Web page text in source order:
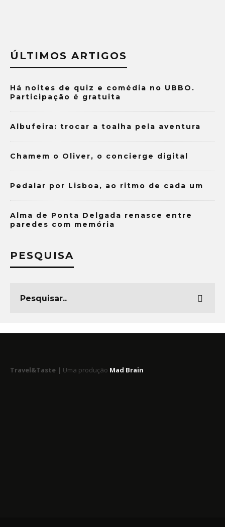
ÚLTIMOS ARTIGOS
Há noites de quiz e comédia no UBBO.
Participação é gratuita
Albufeira: trocar a toalha pela aventura
Chamem o Oliver, o concierge digital
Pedalar por Lisboa, ao ritmo de cada um
Alma de Ponta Delgada renasce entre
paredes com memória
PESQUISA
Travel&Taste | Uma produção Mad Brain